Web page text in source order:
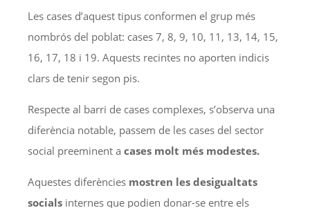
Les cases d’aquest tipus conformen el grup més
nombrós del poblat: cases 7, 8, 9, 10, 11, 13, 14, 15,
16, 17, 18 i 19. Aquests recintes no aporten indicis
clars de tenir segon pis.
Respecte al barri de cases complexes, s’observa una
diferència notable, passem de les cases del sector
social preeminent acases molt més modestes.
Aquestes diferències mostren les desigualtats
socials internes que podien donar-se entre els